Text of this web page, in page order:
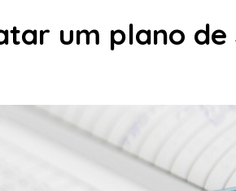
um plano de